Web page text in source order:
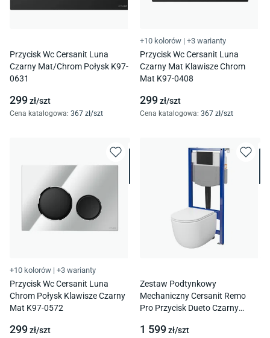
Przycisk Wc Cersanit Luna
Czarny Mat/Chrom Połysk K97-
0631
299zł/szt
Cena katalogowa: 367 zł/szt
+10 kolorów | +3 warianty
Przycisk Wc Cersanit Luna
Czarny Mat Klawisze Chrom
Mat K97-0408
299zł/szt
Cena katalogowa: 367 zł/szt
+10 kolorów | +3 warianty
Przycisk Wc Cersanit Luna
Chrom Połysk Klawisze Czarny
Mat K97-0572
299zł/szt
Zestaw Podtynkowy
Mechaniczny Cersanit Remo
Pro Przycisk Dueto Czarny
1 599zł/szt